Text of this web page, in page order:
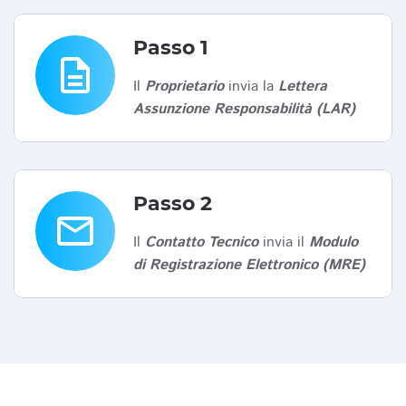
description
Passo 1
Il Proprietarioinvia la Lettera
Assunzione Responsabilità (LAR)
email
Passo 2
Il Contatto Tecnicoinvia il Modulo
di Registrazione Elettronico (MRE)